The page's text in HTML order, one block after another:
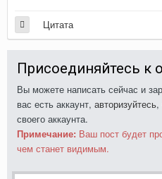
Цитата
Присоединяйтесь к
Вы можете написать сейчас и
вас есть аккаунт, авторизуйтесь,
своего аккаунта.
Примечание: Ваш пост будет
чем станет видимым.